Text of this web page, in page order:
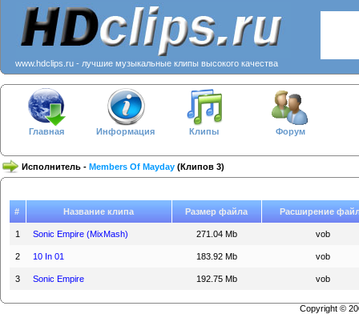
www.hdclips.ru - лучшие музыкальные клипы высокого качества
Главная Информация Клипы Форум
Исполнитель - Members Of Mayday (Клипов 3)
# Название клипа Размер файла Расширение
1 Sonic Empire (MixMash) 271.04 Mb vob
2 10 In 01 183.92 Mb vob
3 Sonic Empire 192.75 Mb vob
Copyright ©